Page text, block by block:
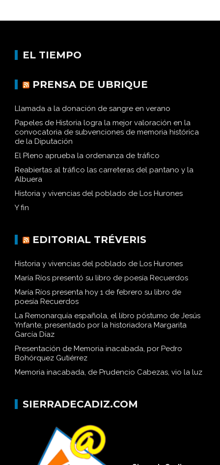
EL TIEMPO
PRENSA DE UBRIQUE
Llamada a la donación de sangre en verano
Papeles de Historia logra la mejor valoración en la
convocatoria de subvenciones de memoria histórica
de la Diputación
El Pleno aprueba la ordenanza de tráfico
Reabiertas al tráfico las carreteras del pantano y la
Albuera
Historia y vivencias del poblado de Los Hurones
Y fin
EDITORIAL TRÉVERIS
Historia y vivencias del poblado de Los Hurones
María Ríos presentó su libro de poesía Recuerdos
María Ríos presenta hoy 1 de febrero su libro de
poesía Recuerdos
La Remonarquía española, el libro póstumo de Jesús
Ynfante, presentado por la historiadora Margarita
García Díaz
Presentación de Memoria inacabada, por Pedro
Bohórquez Gutiérrez
Memoria inacabada, de Prudencio Cabezas, vio la luz
SIERRADECADIZ.COM